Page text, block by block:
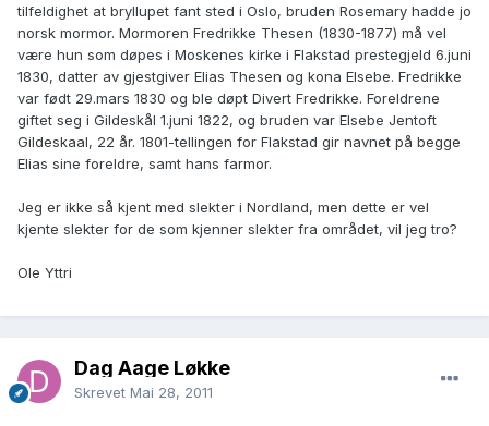
tilfeldighet at bryllupet fant sted i Oslo, bruden Rosemary hadde jo
norsk mormor. Mormoren Fredrikke Thesen (1830-1877) må vel
være hun som døpes i Moskenes kirke i Flakstad prestegjeld 6.juni
1830, datter av gjestgiver Elias Thesen og kona Elsebe. Fredrikke
var født 29.mars 1830 og ble døpt Divert Fredrikke. Foreldrene
giftet seg i Gildeskål 1.juni 1822, og bruden var Elsebe Jentoft
Gildeskaal, 22 år. 1801-tellingen for Flakstad gir navnet på begge
Elias sine foreldre, samt hans farmor.
Jeg er ikke så kjent med slekter i Nordland, men dette er vel
kjente slekter for de som kjenner slekter fra området, vil jeg tro?
Ole Yttri
Dag Aage Løkke
Skrevet Mai 28, 2011